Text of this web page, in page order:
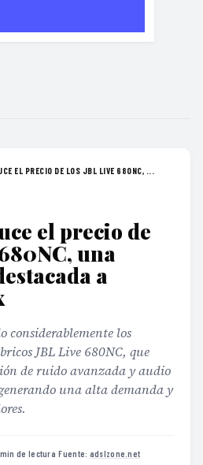
EL PRECIO DE LOS JBL LIVE 680NC, ...
el precio de
una
a
considerablemente los
JBL Live 680NC, que
de ruido avanzada y audio
una alta demanda y
de lectura·Fuente: adslzone.net